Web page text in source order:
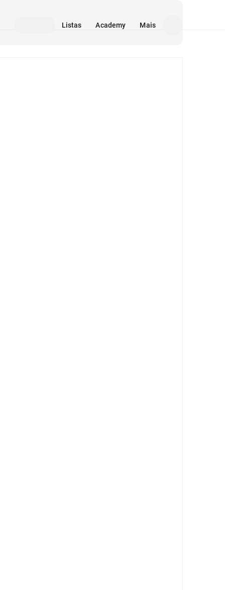
Listas Academy Mais